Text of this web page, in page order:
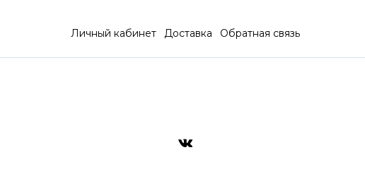
Личный кабинет Доставка Обратная связь